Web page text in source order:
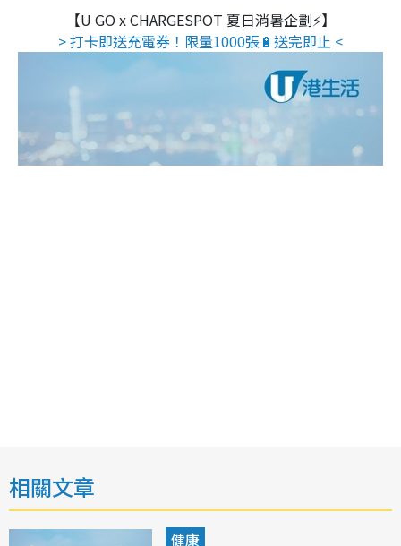
【U GO x CHARGESPOT 夏日消暑企劃⚡】
> 打卡即送充電券！限量1000張🔋送完即止 <
相關文章
健康